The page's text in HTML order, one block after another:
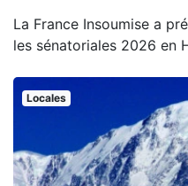
La France Insoumise a
les sénatoriales 2026 en
Locales